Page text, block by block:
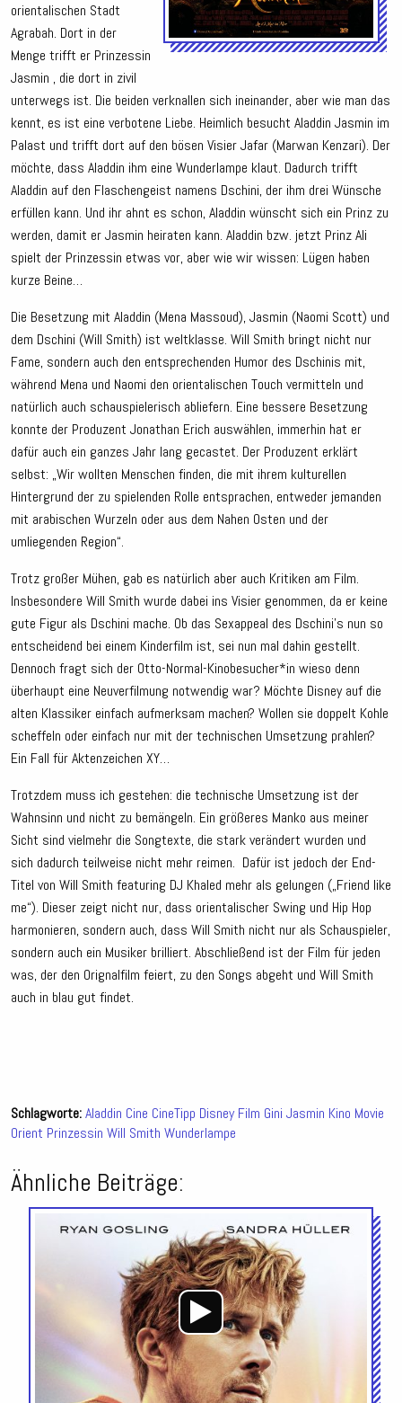
orientalischen Stadt
Agrabah. Dort in der
Menge trifft er Prinzessin
Jasmin , die dort in zivil
unterwegs ist. Die beiden verknallen sich ineinander, aber wie man das
kennt, es ist eine verbotene Liebe. Heimlich besucht Aladdin Jasmin im
Palast und trifft dort auf den bösen Visier Jafar (Marwan Kenzari). Der
möchte, dass Aladdin ihm eine Wunderlampe klaut. Dadurch trifft
Aladdin auf den Flaschengeist namens Dschini, der ihm drei Wünsche
erfüllen kann. Und ihr ahnt es schon, Aladdin wünscht sich ein Prinz zu
werden, damit er Jasmin heiraten kann. Aladdin bzw. jetzt Prinz Ali
spielt der Prinzessin etwas vor, aber wie wir wissen: Lügen haben
kurze Beine…
Die Besetzung mit Aladdin (Mena Massoud), Jasmin (Naomi Scott) und
dem Dschini (Will Smith) ist weltklasse. Will Smith bringt nicht nur
Fame, sondern auch den entsprechenden Humor des Dschinis mit,
während Mena und Naomi den orientalischen Touch vermitteln und
natürlich auch schauspielerisch abliefern. Eine bessere Besetzung
konnte der Produzent Jonathan Erich auswählen, immerhin hat er
dafür auch ein ganzes Jahr lang gecastet. Der Produzent erklärt
selbst: „Wir wollten Menschen finden, die mit ihrem kulturellen
Hintergrund der zu spielenden Rolle entsprachen, entweder jemanden
mit arabischen Wurzeln oder aus dem Nahen Osten und der
umliegenden Region“.
Trotz großer Mühen, gab es natürlich aber auch Kritiken am Film.
Insbesondere Will Smith wurde dabei ins Visier genommen, da er keine
gute Figur als Dschini mache. Ob das Sexappeal des Dschini’s nun so
entscheidend bei einem Kinderfilm ist, sei nun mal dahin gestellt.
Dennoch fragt sich der Otto-Normal-Kinobesucher*in wieso denn
überhaupt eine Neuverfilmung notwendig war? Möchte Disney auf die
alten Klassiker einfach aufmerksam machen? Wollen sie doppelt Kohle
scheffeln oder einfach nur mit der technischen Umsetzung prahlen?
Ein Fall für Aktenzeichen XY…
Trotzdem muss ich gestehen: die technische Umsetzung ist der
Wahnsinn und nicht zu bemängeln. Ein größeres Manko aus meiner
Sicht sind vielmehr die Songtexte, die stark verändert wurden und
sich dadurch teilweise nicht mehr reimen. Dafür ist jedoch der End-
Titel von Will Smith featuring DJ Khaled mehr als gelungen („Friend like
me“). Dieser zeigt nicht nur, dass orientalischer Swing und Hip Hop
harmonieren, sondern auch, dass Will Smith nicht nur als Schauspieler,
sondern auch ein Musiker brilliert. Abschließend ist der Film für jeden
was, der den Orignalfilm feiert, zu den Songs abgeht und Will Smith
auch in blau gut findet.
Schlagworte:Aladdin Cine CineTipp Disney Film Gini Jasmin Kino Movie
Orient Prinzessin Will Smith Wunderlampe
Ähnliche Beiträge:
Audio-
Player